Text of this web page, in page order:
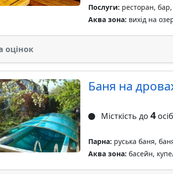
Послуги: ресторан,
Аква зона: вихід на
оцінок
Баня на
Місткість до 4осіб
Парна: руська баня,
Аква зона: басейн,